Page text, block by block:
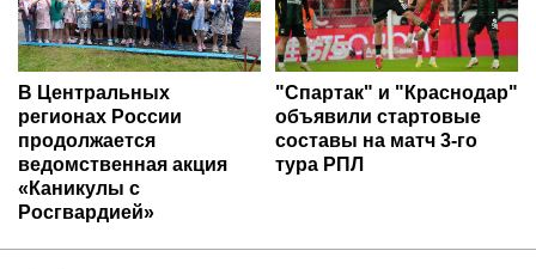
В Центральных
регионах России
продолжается
ведомственная акция
«Каникулы с
Росгвардией»
"Спартак" и "Краснодар"
объявили стартовые
составы на матч 3-го
тура РПЛ